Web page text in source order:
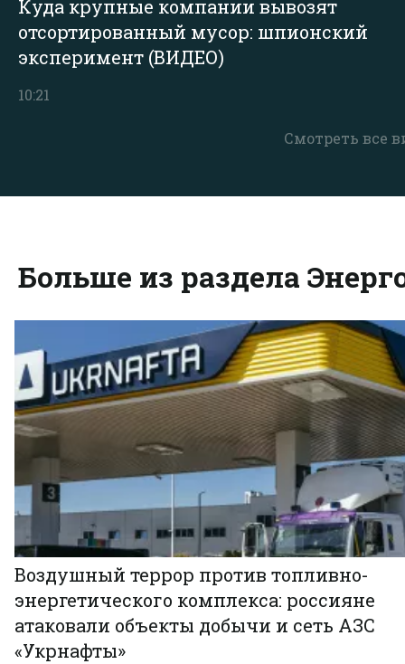
Смотреть все
Куда крупные компании вывозят
отсортированный мусор: шпионский
эксперимент (ВИДЕО)
10:21
Больше из раздела
Воздушный террор против топливно-
энергетического комплекса: россияне
атаковали объекты добычи и сеть АЗС
«Укрнафты»